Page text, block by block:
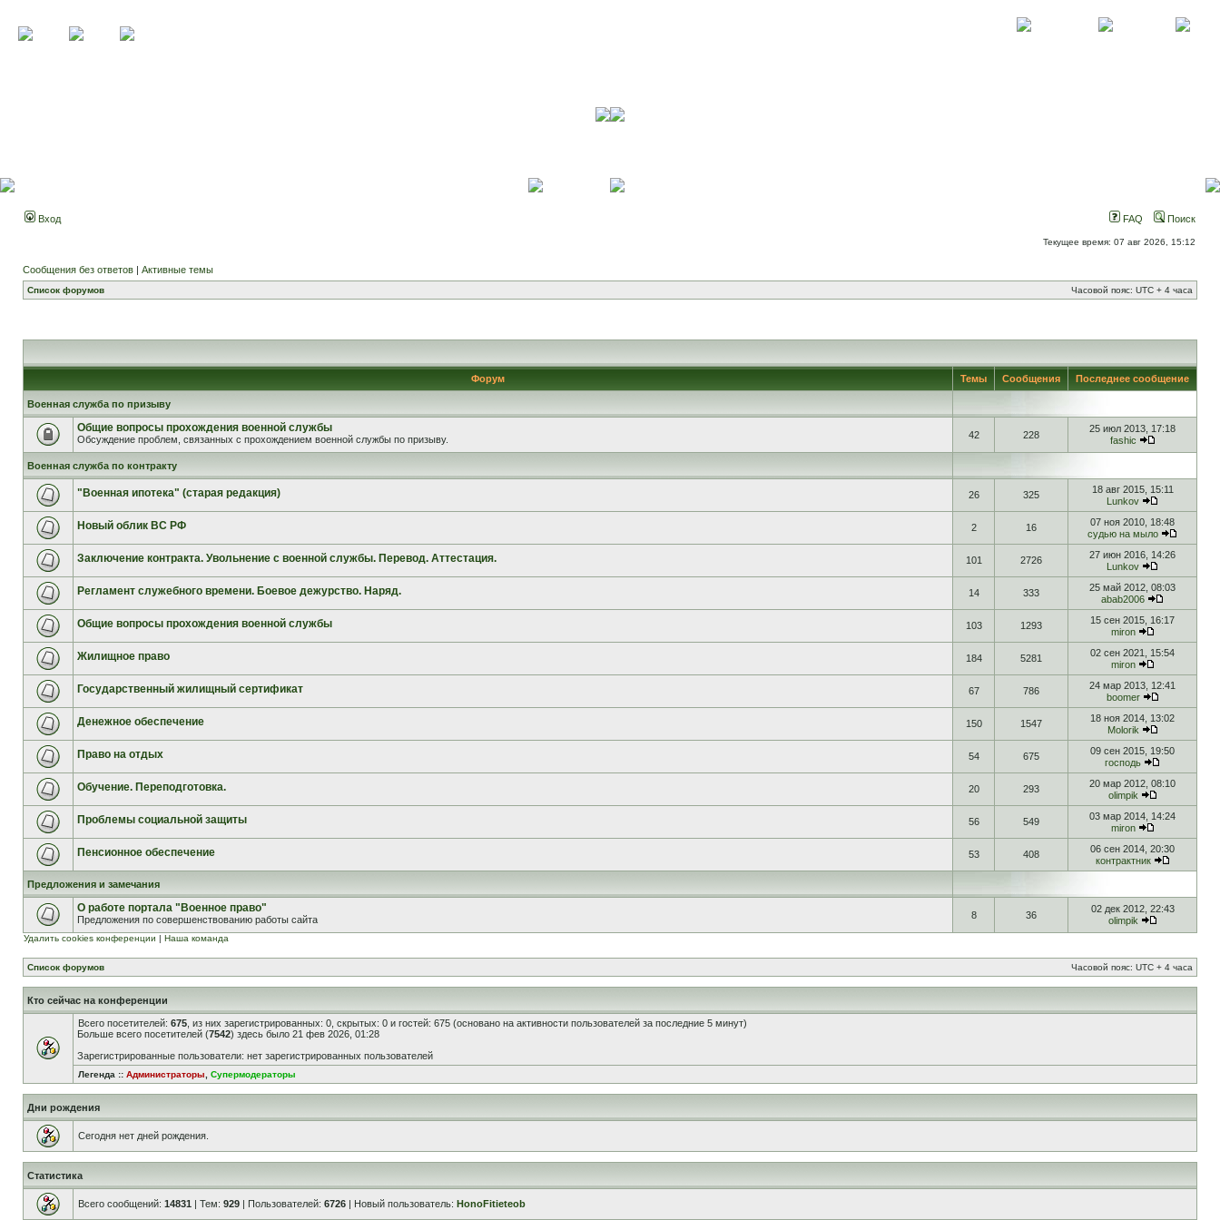
Вход FAQ Поиск
Текущее время: 07 авг 2026, 15:12
Сообщения без ответов | Активные темы
Список форумов Часовой пояс: UTC + 4 часа
Форум Темы Сообщения Последнее сообщение
Военная служба по призыву
Общие вопросы прохождения военной службы
Обсуждение проблем, связанных с прохождением военной службы по призыву. 42 228
25 июл 2013, 17:18
fashic
Военная служба по контракту
"Военная ипотека" (старая редакция) 26 325
18 авг 2015, 15:11
Lunkov
Новый облик ВС РФ 2 16
07 ноя 2010, 18:48
судью на мыло
Заключение контракта. Увольнение с военной службы. Перевод. Аттестация. 101 2726
27 июн 2016, 14:26
Lunkov
Регламент служебного времени. Боевое дежурство. Наряд. 14 333
25 май 2012, 08:03
abab2006
Общие вопросы прохождения военной службы 103 1293
15 сен 2015, 16:17
miron
Жилищное право 184 5281
02 сен 2021, 15:54
miron
Государственный жилищный сертификат 67 786
24 мар 2013, 12:41
boomer
Денежное обеспечение 150 1547
18 ноя 2014, 13:02
Molorik
Право на отдых 54 675
09 сен 2015, 19:50
господь
Обучение. Переподготовка. 20 293
20 мар 2012, 08:10
olimpik
Проблемы социальной защиты 56 549
03 мар 2014, 14:24
miron
Пенсионное обеспечение 53 408
06 сен 2014, 20:30
контрактник
Предложения и замечания
О работе портала "Военное право"
Предложения по совершенствованию работы сайта 8 36
02 дек 2012, 22:43
olimpik
Удалить cookies конференции | Наша команда
Список форумов Часовой пояс: UTC + 4 часа
Кто сейчас на конференции
Всего посетителей: 675 , из них зарегистрированных: 0, скрытых: 0 и гостей: 675 (основано на активности пользователей за последние 5 минут)
Больше всего посетителей (7542) здесь было 21 фев 2026, 01:28
Зарегистрированные пользователи: нет зарегистрированных пользователей
Легенда :: Администраторы Супермодераторы
Дни рождения
Сегодня нет дней рождения.
Статистика
Всего сообщений: 14831 | Тем: 929 | Пользователей: 6726 | Новый пользователь: HonoFitieteob